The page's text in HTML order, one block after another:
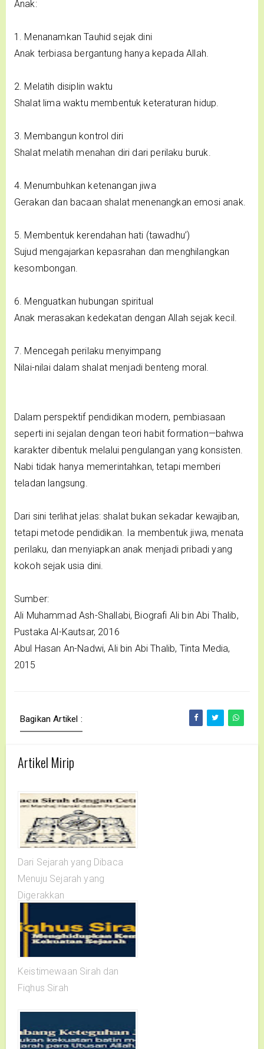
Anak:
1. Menanamkan Tauhid sejak dini
Anak terbiasa bergantung hanya kepada Allah.
2. Melatih disiplin waktu
Shalat lima waktu membentuk keteraturan hidup.
3. Membangun kontrol diri
Shalat melatih menahan diri dari perilaku buruk.
4. Menumbuhkan ketenangan jiwa
Gerakan dan bacaan shalat menenangkan emosi anak.
5. Membentuk kerendahan hati (tawadhu’)
Sujud mengajarkan kepasrahan dan menghilangkan
kesombongan.
6. Menguatkan hubungan spiritual
Anak merasakan kedekatan dengan Allah sejak kecil.
7. Mencegah perilaku menyimpang
Nilai-nilai dalam shalat menjadi benteng moral.
Dalam perspektif pendidikan modern, pembiasaan
seperti ini sejalan dengan teori habit formation—bahwa
karakter dibentuk melalui pengulangan yang konsisten.
Nabi tidak hanya memerintahkan, tetapi memberi
teladan langsung.
Dari sini terlihat jelas: shalat bukan sekadar kewajiban,
tetapi metode pendidikan. Ia membentuk jiwa, menata
perilaku, dan menyiapkan anak menjadi pribadi yang
kokoh sejak usia dini.
Sumber:
Ali Muhammad Ash-Shallabi, Biografi Ali bin Abi Thalib,
Pustaka Al-Kautsar, 2016
Abul Hasan An-Nadwi, Ali bin Abi Thalib, Tinta Media,
2015
Bagikan Artikel :
Artikel Mirip
Dari Sejarah yang Dibaca
Menuju Sejarah yang
Digerakkan
Keistimewaan Sirah dan
Fiqhus Sirah